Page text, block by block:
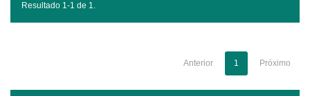
Resultado 1-1 de 1.
Anterior 1 Próximo